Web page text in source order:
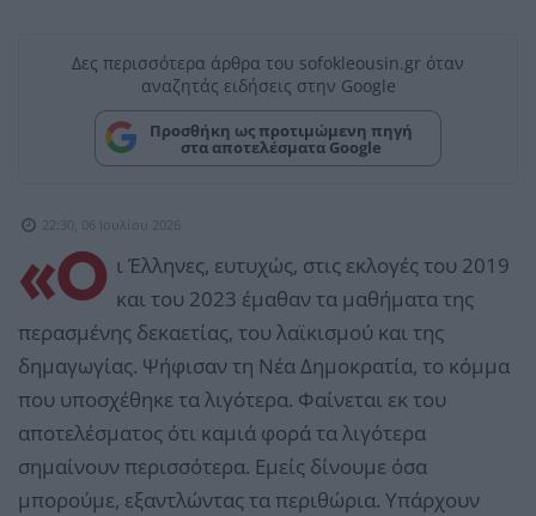
Δες περισσότερα άρθρα του sofokleousin.gr όταν
αναζητάς ειδήσεις στην Google
Προσθήκη ως προτιμώμενη πηγή
στα αποτελέσματα Google
22:30, 06 Ιουλίου 2026
«Ο ι Έλληνες, ευτυχώς, στις εκλογές του 2019
και του 2023 έμαθαν τα μαθήματα της
περασμένης δεκαετίας, του λαϊκισμού και της
δημαγωγίας. Ψήφισαν τη Νέα Δημοκρατία, το κόμμα
που υποσχέθηκε τα λιγότερα. Φαίνεται εκ του
αποτελέσματος ότι καμιά φορά τα λιγότερα
σημαίνουν περισσότερα. Εμείς δίνουμε όσα
μπορούμε, εξαντλώντας τα περιθώρια. Υπάρχουν